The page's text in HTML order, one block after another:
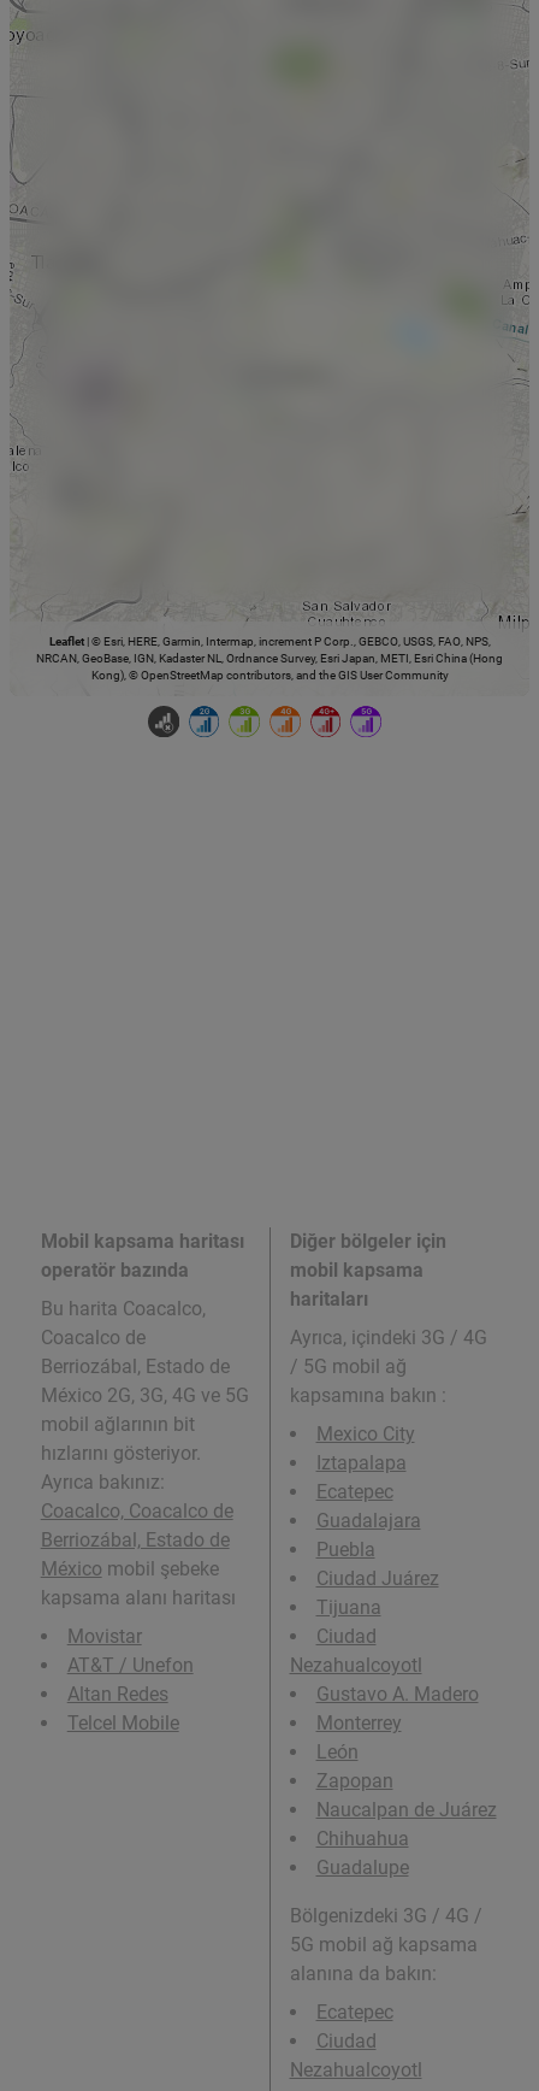
Leaflet © Esri, HERE, Garmin, Intermap, increment P Corp., GEBCO, USGS, FAO, NPS,
NRCAN, GeoBase, IGN, Kadaster NL, Ordnance Survey, Esri Japan, METI, Esri China (Hong
Kong), © OpenStreetMap contributors, and the GIS User Community
Mobil kapsama haritası
operatör bazında
Bu harita Coacalco,
Coacalco de
Berriozábal, Estado de
México 2G, 3G, 4G ve 5G
mobil ağlarının bit
hızlarını gösteriyor.
Ayrıca bakınız:
Coacalco, Coacalco de
Berriozábal, Estado de
México mobil şebeke
kapsama alanı haritası
Movistar
AT&T / Unefon
Altan Redes
Telcel Mobile
Diğer bölgeler için
mobil kapsama
haritaları
Ayrıca, içindeki 3G / 4G
/ 5G mobil ağ
kapsamına bakın :
Mexico City
Iztapalapa
Ecatepec
Guadalajara
Puebla
Ciudad Juárez
Tijuana
Ciudad
Nezahualcoyotl
Gustavo A. Madero
Monterrey
León
Zapopan
Naucalpan de Juárez
Chihuahua
Guadalupe
Bölgenizdeki 3G / 4G /
5G mobil ağ kapsama
alanına da bakın:
Ecatepec
Ciudad
Nezahualcoyotl